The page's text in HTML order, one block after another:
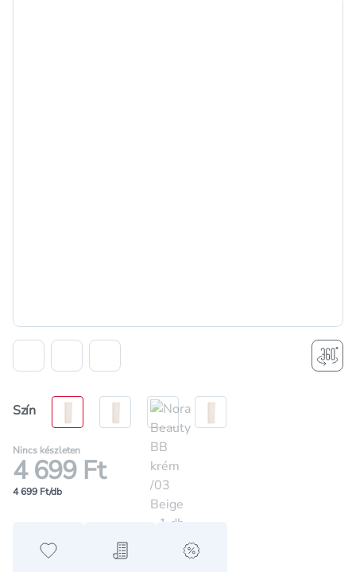
Szín
Nincs készleten
4 699 Ft
4 699 Ft/db
Hozzáadás a kedvencekhez
Hozzáadás a bevásárló listához
alert when on sale